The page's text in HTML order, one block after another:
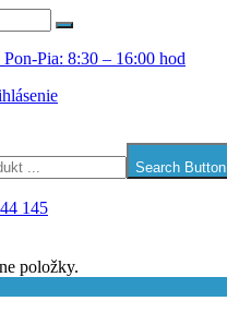
Pia: 8:30 – 16:00 hod
Search Button
145
položky.